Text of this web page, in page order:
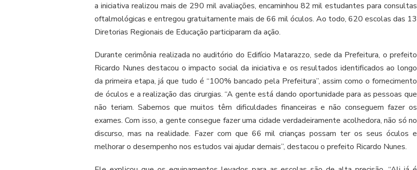
a iniciativa realizou mais de 290 mil avaliações, encaminhou 82 mil estudantes para consultas
oftalmológicas e entregou gratuitamente mais de 66 mil óculos. Ao todo, 620 escolas das 13
Diretorias Regionais de Educação participaram da ação.
Durante cerimônia realizada no auditório do Edifício Matarazzo, sede da Prefeitura, o prefeito
Ricardo Nunes destacou o impacto social da iniciativa e os resultados identificados ao longo
da primeira etapa, já que tudo é “100% bancado pela Prefeitura”, assim como o fornecimento
de óculos e a realização das cirurgias. “A gente está dando oportunidade para as pessoas que
não teriam. Sabemos que muitos têm dificuldades financeiras e não conseguem fazer os
exames. Com isso, a gente consegue fazer uma cidade verdadeiramente acolhedora, não só no
discurso, mas na realidade. Fazer com que 66 mil crianças possam ter os seus óculos e
melhorar o desempenho nos estudos vai ajudar demais”, destacou o prefeito Ricardo Nunes.